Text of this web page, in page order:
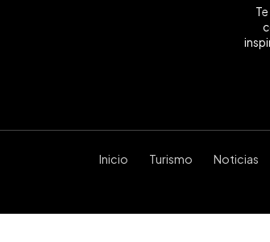
Inicio Turismo Noticias